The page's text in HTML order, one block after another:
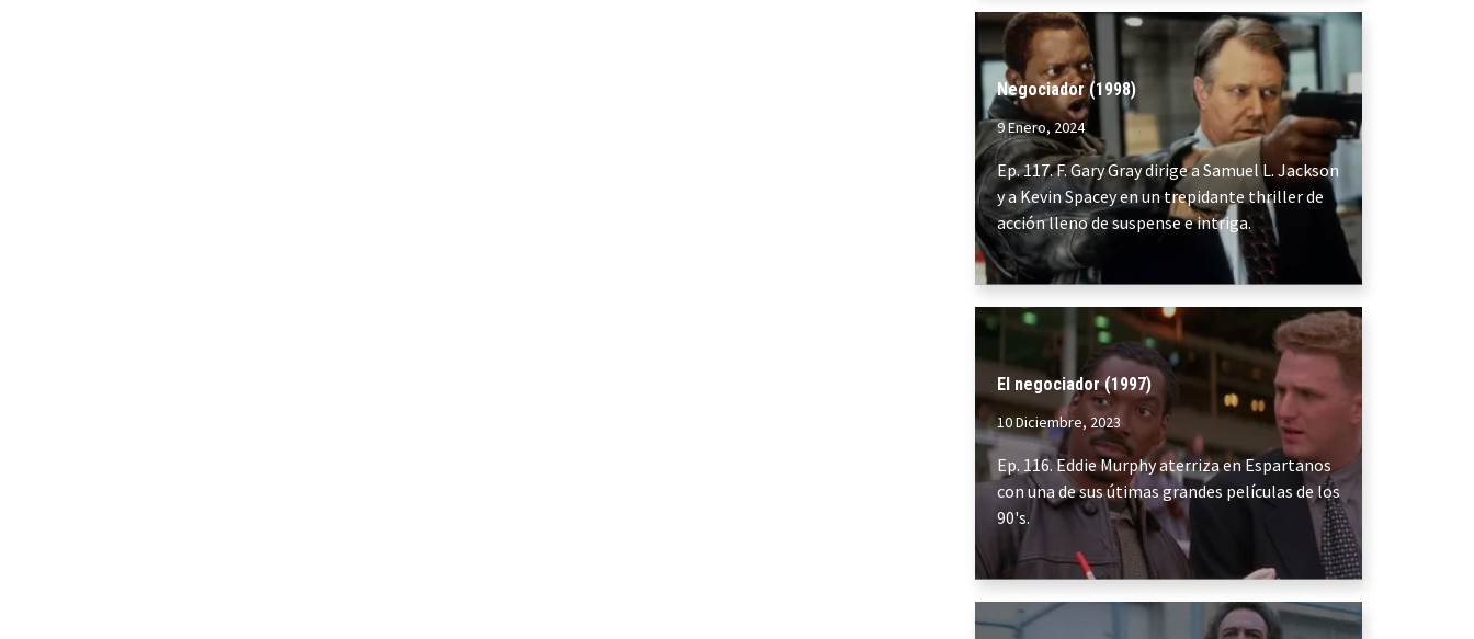
Negociador (1998)
9 Enero, 2024
Ep. 117. F. Gary Gray dirige a Samuel L. Jackson
y a Kevin Spacey en un trepidante thriller de
acción lleno de suspense e intriga.
El negociador (1997)
10 Diciembre, 2023
Ep. 116. Eddie Murphy aterriza en Espartanos
con una de sus útimas grandes películas de los
90's.